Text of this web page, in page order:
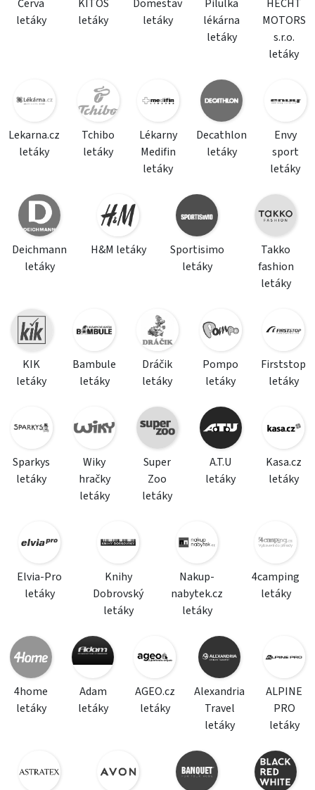
Červa
letáky
KITOS
letáky
Domestav
letáky
Pilulka
lékárna
letáky
HECHT
MOTORS
s.r.o.
letáky
Lekarna.cz
letáky
Tchibo
letáky
Lékarny
Medifin
letáky
Decathlon
letáky
Envy
sport
letáky
Deichmann
letáky
H&M letáky
Sportisimo
letáky
Takko
fashion
letáky
KIK
letáky
Bambule
letáky
Dráčik
letáky
Pompo
letáky
Firststop
letáky
Sparkys
letáky
Wiky
hračky
letáky
Super
Zoo
letáky
A.T.U
letáky
Kasa.cz
letáky
Elvia-Pro
letáky
Knihy
Dobrovský
letáky
Nakup-
nabytek.cz
letáky
4camping
letáky
4home
letáky
Adam
letáky
AGEO.cz
letáky
Alexandria
Travel
letáky
ALPINE
PRO
letáky